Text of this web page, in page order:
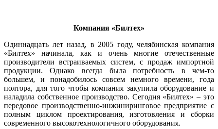
Компания «Билтех»
Одиннадцать лет назад, в 2005 го­ду, челябинская компания
«Билтех» начинала, как и очень многие отечественные
производители встраиваемых систем, с продаж импортной
продукции. Однако всегда была потребность в чем-то
большем, и понадобилось совсем немного времени, года
полтора, для того чтобы компания закупила оборудование и
наладила собственное производство. Сегодня «Билтех» – это
передовое производственно-инжиниринговое предприятие с
полным циклом проектирования, изготовления и сборки
современного высокотехнологичного оборудования.